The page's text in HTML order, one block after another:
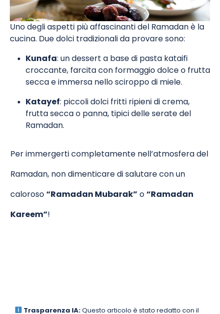
Uno degli aspetti più affascinanti del Ramadan è la
cucina. Due dolci tradizionali da provare sono:
Kunafa: un dessert a base di pasta kataifi
croccante, farcita con formaggio dolce o frutta
secca e immersa nello sciroppo di miele.
Katayef: piccoli dolci fritti ripieni di crema,
frutta secca o panna, tipici delle serate del
Ramadan.
Per immergerti completamente nell’atmosfera del
Ramadan, non dimenticare di salutare con un
caloroso“Ramadan Mubarak” o“Ramadan
Kareem”!
Trasparenza IA:Questo articolo è stato redatto con il